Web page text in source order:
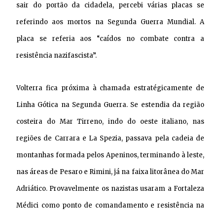
sair do portão da cidadela, percebi várias placas se
referindo aos mortos na Segunda Guerra Mundial.A
placa se referia aos “caídos no combate contra a
resistência nazifascista”.
Volterra fica próxima à chamada estratégicamente de
Linha Gótica na Segunda Guerra. Se estendia daregião
costeira do Mar Tirreno, indo do oeste italiano, nas
regiões de Carrara e La Spezia, passava pela cadeia de
montanhas formada pelos Apeninos, terminando à leste,
nas áreas de Pesaro e Rimini, já na faixa litorânea do Mar
Adriático. Provavelmente os nazistas usaram a Fortaleza
Médici como ponto de comandamento e resistência na